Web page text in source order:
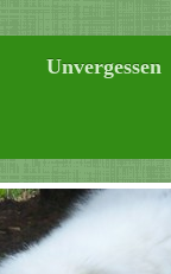
Unvergessen